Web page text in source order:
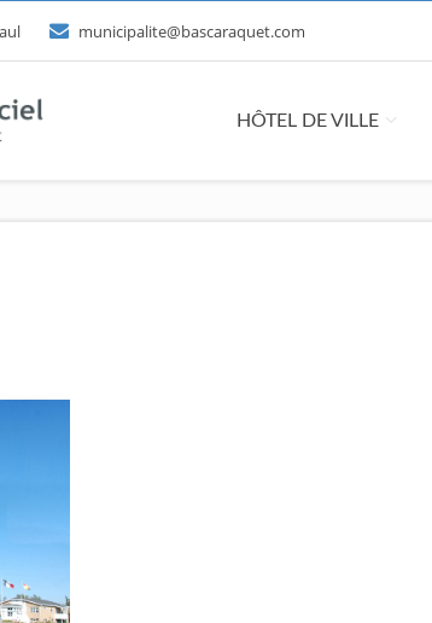
municipalite@bascaraquet.com
HÔTEL DE VILLE